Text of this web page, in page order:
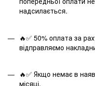
надсилається.
🔥✅ 50% оплата за
відправляємо
🔥✅ Якщо немає в
місяці.